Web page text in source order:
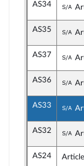
AS34
AS35
AS37
AS36
AS33
AS32
AS24 Article